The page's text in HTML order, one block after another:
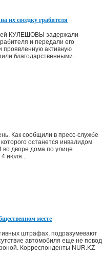
их соседку грабителя
КУЛЕШОВЫ задержали
и передали его
проявленную активную
благодарственными...
Как сообщили в пресс-службе
останется инвалидом
во дворе дома по улице
июля...
месте
штрафах, подразумевают
автомобиля еще не повод
Корреспонденты NUR.KZ